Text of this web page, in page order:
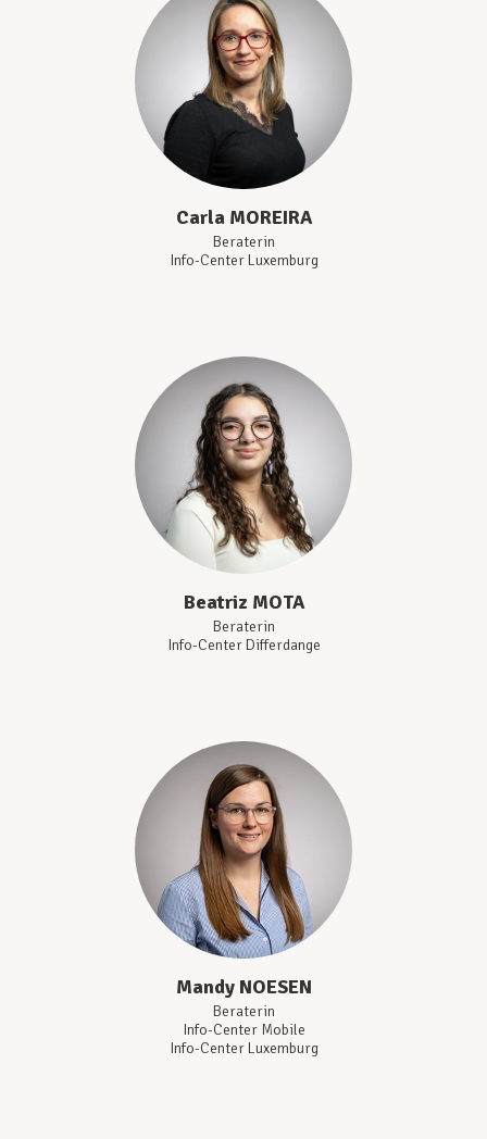
Carla MOREIRA
Beraterin
Info-Center Luxemburg
Beatriz MOTA
Beraterin
Info-Center Differdange
Mandy NOESEN
Beraterin
Info-Center Mobile
Info-Center Luxemburg